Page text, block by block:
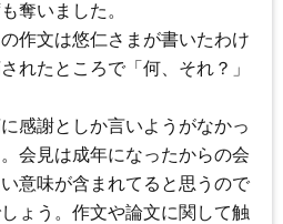
奪いました。
作文は悠仁さまが書いたわけ
れたところで「何、それ？」
感謝としか言いようがなかっ
会見は成年になったからの会
意味が含まれてると思うので
ょう。作文や論文に関して触